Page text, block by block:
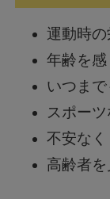
運動時
年齢を
いつま
スポー
不安な
高齢者